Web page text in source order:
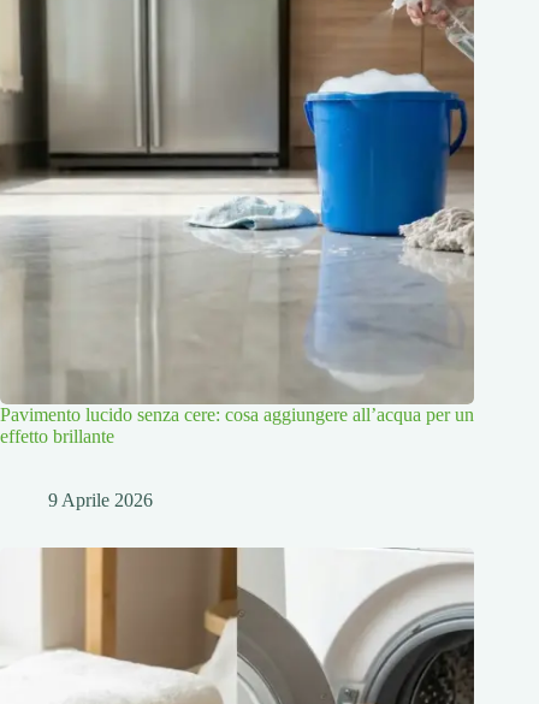
Pavimento lucido senza cere: cosa aggiungere all’acqua per un
effetto brillante
9 Aprile 2026